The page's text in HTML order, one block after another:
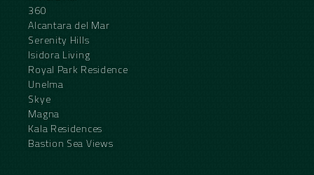
360
Alcantara del Mar
Serenity Hills
Isidora Living
Royal Park Residence
Unelma
Skye
Magna
Kala Residences
Bastion Sea Views